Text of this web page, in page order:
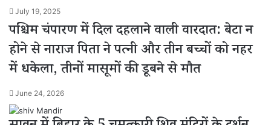
l
July 19, 2025
पश्चिम चंपारण में दिल दहलाने वाली वारदात: बेटा न
होने से नाराज पिता ने पत्नी और तीन बच्चों को नहर
में धकेला, तीनों मासूमों की डूबने से मौत
June 24, 2026